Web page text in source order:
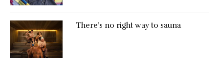
There’s no right way to sauna